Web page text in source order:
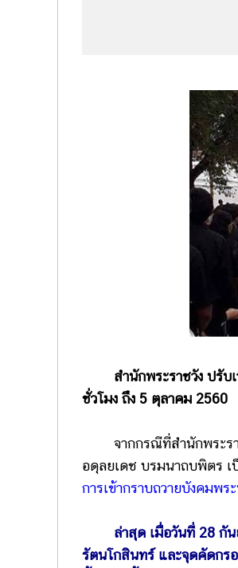
สำนักพระราชวัง ปรับเว
ชั่วโมง ถึง 5 ตุลาคม 2560
จากกรณีที่สำนักพระราช
อดุลยเดช บรมนาถบพิตร
การเข้ากราบถวายบังคมพร
ล่าสุด เมื่อวันที่ 28 กั
รัตนโกสินทร์ และจุดคัดกรอ